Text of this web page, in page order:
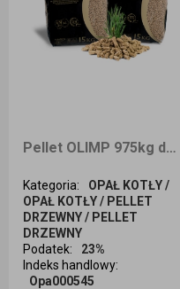
Pellet OLIMP 975kg dostawa Kraków i okolice
Kategoria:
OPAŁ KOTŁY /
OPAŁ KOTŁY / PELLET
DRZEWNY / PELLET
DRZEWNY
Podatek:
23%
Indeks handlowy:
Opa000545